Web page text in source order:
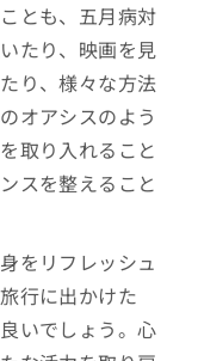
とも、五月病対
たり、映画を見
り、様々な方法
オアシスのよう
取り入れること
スを整えること
をリフレッシュ
行に出かけた
いでしょう。心